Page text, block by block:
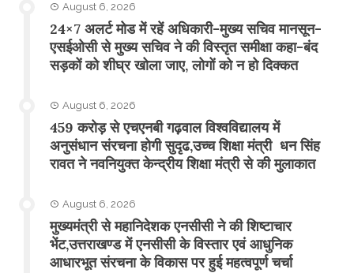
August 6, 2026
24×7 अलर्ट मोड में रहें अधिकारी-मुख्य सचिव मानसून-
एसईओसी से मुख्य सचिव ने की विस्तृत समीक्षा कहा-बंद
सड़कों को शीघ्र खोला जाए, लोगों को न हो दिक्कत
August 6, 2026
459 करोड़ से एचएनबी गढ़वाल विश्वविद्यालय में
अनुसंधान संरचना होगी सुदृढ,उच्च शिक्षा मंत्री धन सिंह
रावत ने नवनियुक्त केन्द्रीय शिक्षा मंत्री से की मुलाकात
August 6, 2026
मुख्यमंत्री से महानिदेशक एनसीसी ने की शिष्टाचार
भेंट,उत्तराखण्ड में एनसीसी के विस्तार एवं आधुनिक
आधारभूत संरचना के विकास पर हुई महत्वपूर्ण चर्चा